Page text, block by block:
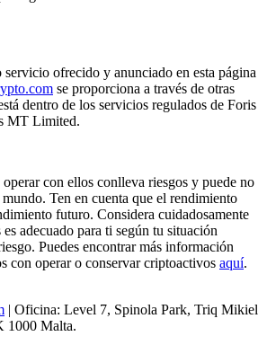
ofrecido y anunciado en esta página
se proporciona a través de otras
dentro de los servicios regulados de Foris
MT Limited.
con ellos conlleva riesgos y puede no
Ten en cuenta que el rendimiento
futuro. Considera cuidadosamente
adecuado para ti según tu situación
Puedes encontrar más información
con operar o conservar criptoactivos aquí.
| Oficina: Level 7, Spinola Park, Triq Mikiel
1000 Malta.